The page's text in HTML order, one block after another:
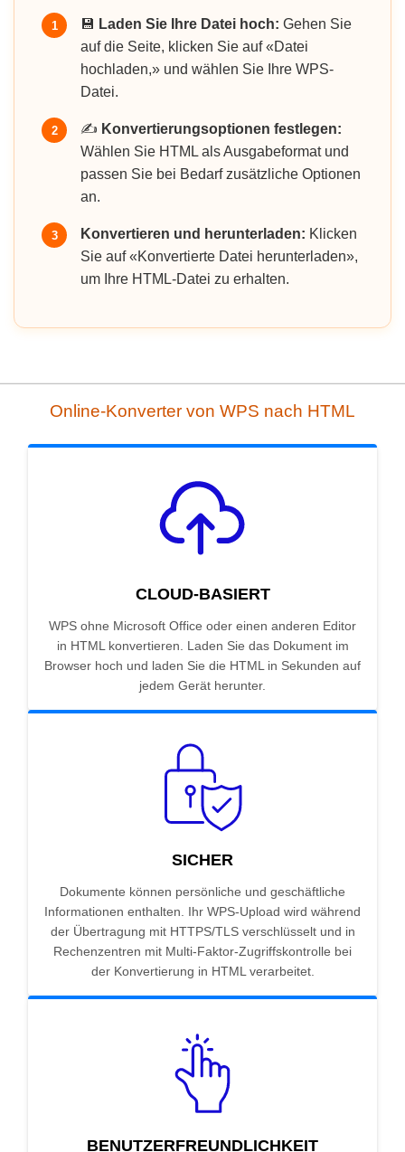
1 💾 Laden Sie Ihre Datei hoch: Gehen Sie
auf die Seite, klicken Sie auf «Datei
hochladen,» und wählen Sie Ihre WPS-
Datei.
2 ✍️ Konvertierungsoptionen festlegen:
Wählen Sie HTML als Ausgabeformat und
passen Sie bei Bedarf zusätzliche Optionen
an.
3 Konvertieren und herunterladen: Klicken
Sie auf «Konvertierte Datei herunterladen»,
um Ihre HTML-Datei zu erhalten.
Online-Konverter von WPS nach HTML
CLOUD-BASIERT
WPS ohne Microsoft Office oder einen anderen Editor
in HTML konvertieren. Laden Sie das Dokument im
Browser hoch und laden Sie die HTML in Sekunden auf
jedem Gerät herunter.
SICHER
Dokumente können persönliche und geschäftliche
Informationen enthalten. Ihr WPS-Upload wird während
der Übertragung mit HTTPS/TLS verschlüsselt und in
Rechenzentren mit Multi-Faktor-Zugriffskontrolle bei
der Konvertierung in HTML verarbeitet.
BENUTZERFREUNDLICHKEIT